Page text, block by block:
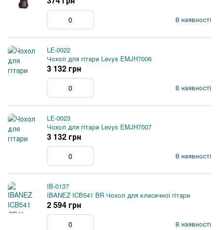
В наявності
LE-0022
Чохол для гітари Levys EMJH7006
В наявності
3 132 грн
LE-0023
Чохол для гітари Levys EMJH7007
В наявності
3 132 грн
IB-0137
IBANEZ ICB541 BR Чохол для класичної гітари
В наявності
2 594 грн